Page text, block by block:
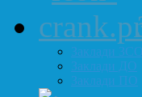
Заклади ЗСО
Заклади ДО
Заклади ПО